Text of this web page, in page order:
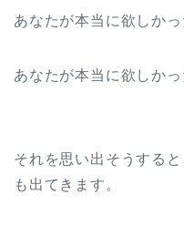
あなたが本当に欲しか
あなたが本当に欲しか
それを思い出そうする
も出てきます。